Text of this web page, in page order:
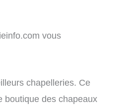
vous
chapelleries. Ce
boutique des chapeaux